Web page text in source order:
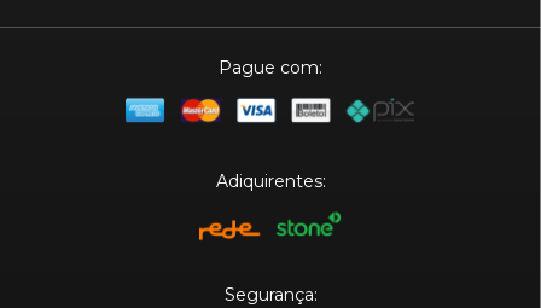
Pague com:
Adiquirentes:
Segurança: